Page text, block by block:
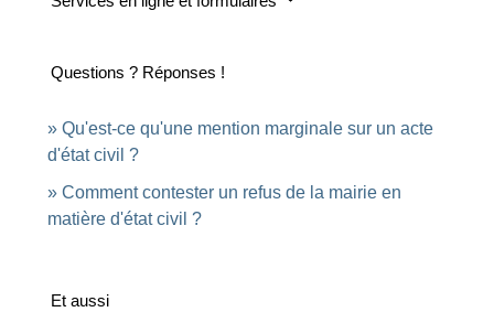
Questions ? Réponses !
Qu'est-ce qu'une mention marginale sur un acte
d'état civil ?
Comment contester un refus de la mairie en
matière d'état civil ?
Et aussi